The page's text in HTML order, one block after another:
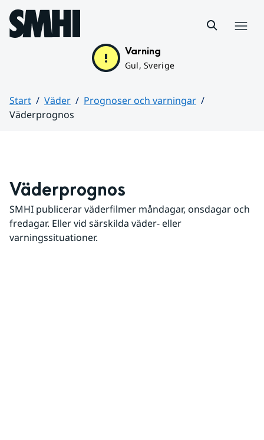
Hoppa till sidans innehåll
Varning
Gul, Sverige
Start Väder
Prognoser och varningar
Väderprognos
Väderprognos
SMHI publicerar väderfilmer måndagar, onsdagar och
fredagar. Eller vid särskilda väder- eller
varningssituationer.